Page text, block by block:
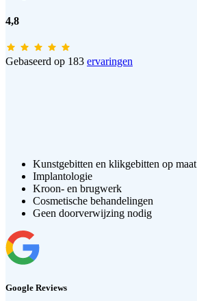
4,8
Gebaseerd op 183 ervaringen
Kunstgebitten en klikgebitten op maat
Implantologie
Kroon- en brugwerk
Cosmetische behandelingen
Geen doorverwijzing nodig
Google Reviews